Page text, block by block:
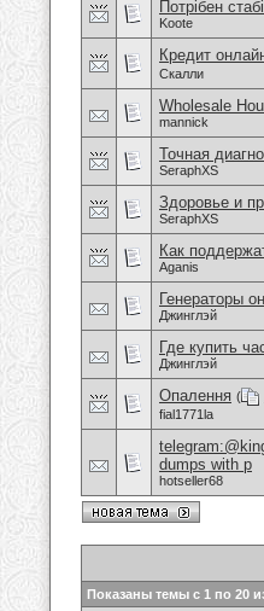
Потрібен
Koote
Кредит
Скалли
Wholesale
mannick
Точная
SeraphXS
Здоровье и
SeraphXS
Как
Aganis
Генераторы
Джинглэй
Где купить
Джинглэй
Опалення (
fial1771la
dumps with p
hotseller68
Показаны темы с 1 по 20